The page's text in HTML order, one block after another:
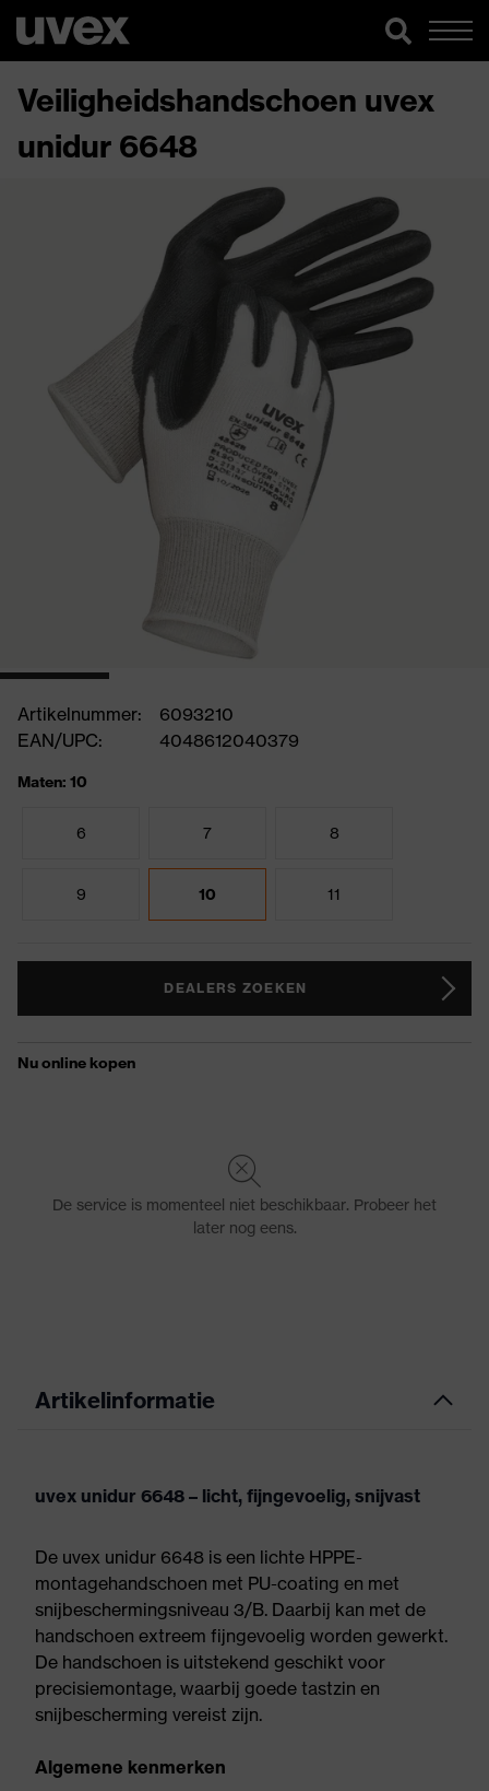
Veiligheidshandschoen uvex
unidur 6648
Artikelnummer:
6093210
EAN/UPC:
4048612040379
Maten: 10
6 7 8
9 10 11
DEALERS ZOEKEN
Artikelinformatie
uvex unidur 6648 – licht, fijngevoelig, snijvast
De uvex unidur 6648 is een lichte HPPE-
montagehandschoen met PU-coating en met
snijbeschermingsniveau 3/B. Daarbij kan met de
handschoen extreem fijngevoelig worden gewerkt.
De handschoen is uitstekend geschikt voor
precisiemontage, waarbij goede tastzin en
snijbescherming vereist zijn.
Algemene kenmerken